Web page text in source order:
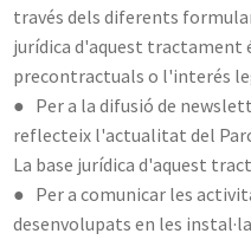
través dels diferents
jurídica d'aquest tractament
precontractuals o l'interés
● Per a la difusió de
reflecteix l'actualitat del
La base jurídica d'aquest
● Per a comunicar les
desenvolupats en les